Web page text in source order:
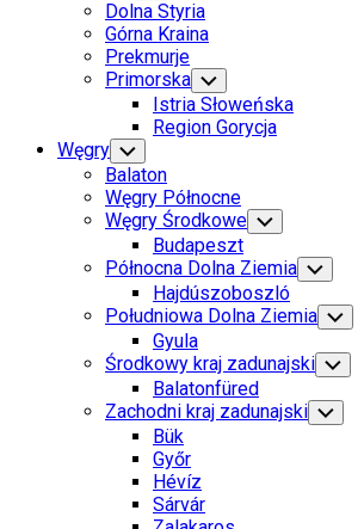
Child
Menu
Dolna Styria
Górna Kraina
Prekmurje
Primorska Toggle
Child
Menu
Istria Słoweńska
Region Gorycja
Węgry Toggle
Child
Menu
Balaton
Węgry Północne
Węgry Środkowe Toggle
Child
Menu
Budapeszt
Północna Dolna Ziemia Toggle
Child
Menu
Hajdúszoboszló
Południowa Dolna Ziemia Toggle
Child
Menu
Gyula
Środkowy kraj zadunajski Toggle
Child
Menu
Balatonfüred
Zachodni kraj zadunajski Toggle
Child
Bük
Győr
Hévíz
Sárvár